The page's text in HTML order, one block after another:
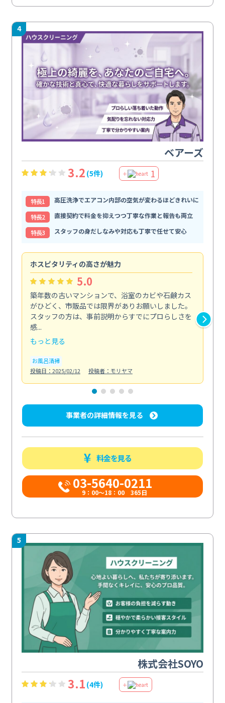
4
ベアーズ
3.2 (5件) ＋ 1
特⻑1
高圧洗浄でエアコン内部の空気が変わるほどきれいに
特⻑2
直接契約で料金を抑えつつ丁寧な作業と報告も両立
特⻑3
スタッフの身だしなみや対応も丁寧で任せて安心
ホスピタリティの高さが魅力
5.0
築年数の古いマンションで、浴室のカビや石鹸カス
がひどく、市販品では限界がありお願いしました。
スタッフの方は、事前説明からすでにプロらしさを
感...
もっと見る
お風呂清掃
投稿日：2025/02/12
投稿者：モリヤマ
事業者の詳細情報を見る
料金を見る
03-5640-0211
9：00～18：00 365日
5
株式会社SOYO
3.1 (4件) ＋